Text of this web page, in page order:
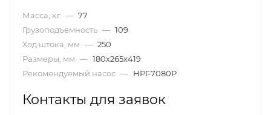
Масса, кг — 77
Грузоподъемность — 109
Ход штока, мм — 250
Размеры, мм — 180x265x419
Рекомендуемый насос — НРГ-7080Р
Контакты для заявок